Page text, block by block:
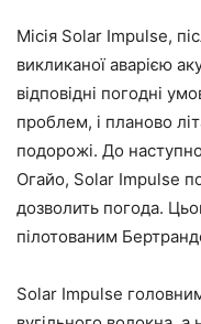
Місія Solar Impulse,
викликаної аварією
відповідні погодні
проблем, і планово
подорожі. До
Огайо, Solar Impulse
дозволить погода.
пілотованим
Solar Impulse